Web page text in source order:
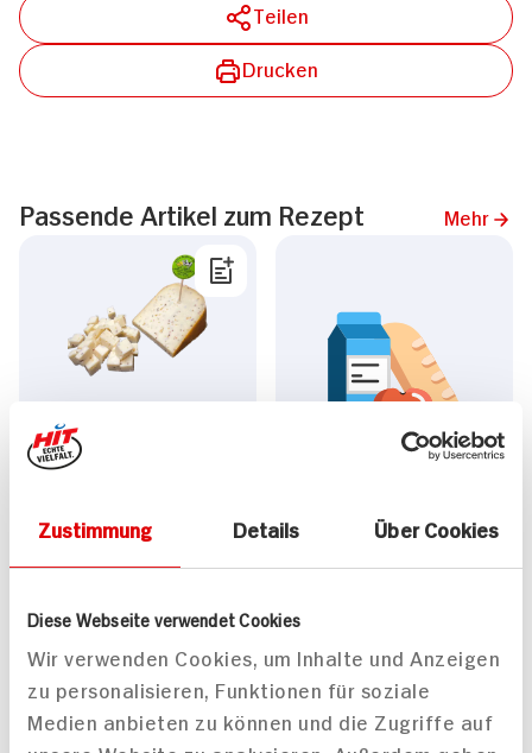
Zustimmung Details Über Cookies
Diese Webseite verwendet Cookies
Wir verwenden Cookies, um Inhalte und Anzeigen
zu personalisieren, Funktionen für soziale
Medien anbieten zu können und die Zugriffe auf
Teilen
Drucken
Passende Artikel zum Rezept Mehr
Gröner Eifeler Hofkäse
Senfkörner
100g
2.
Weitere Artikel
Alle Rezepte